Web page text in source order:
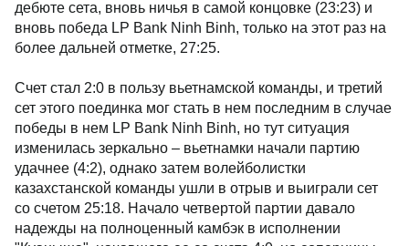
дебюте сета, вновь ничья в самой концовке (23:23) и
вновь победа LP Bank Ninh Binh, только на этот раз на
более дальней отметке, 27:25.
Счет стал 2:0 в пользу вьетнамской команды, и третий
сет этого поединка мог стать в нем последним в случае
победы в нем LP Bank Ninh Binh, но тут ситуация
изменилась зеркально – вьетнамки начали партию
удачнее (4:2), однако затем волейболистки
казахстанской команды ушли в отрыв и выиграли сет
со счетом 25:18. Начало четвертой партии давало
надежды на полноценный камбэк в исполнении